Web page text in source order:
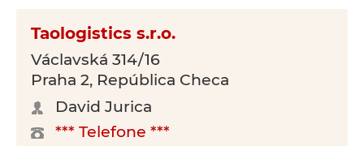
Taologistics s.r.o.
Václavská 314/16
Praha 2, República Checa
David Jurica
*** Telefone ***